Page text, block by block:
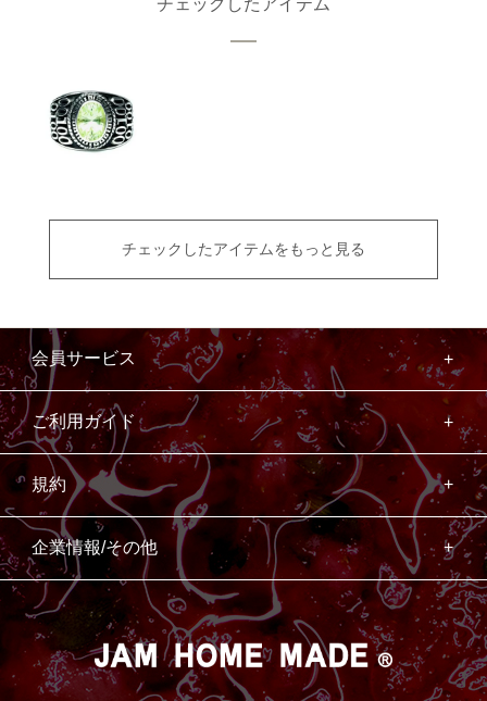
チェックしたアイテムをもっと見る
会員サービス
ご利用ガイド
規約
企業情報/その他